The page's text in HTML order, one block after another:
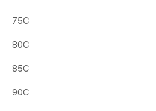
75C
80C
85C
90C